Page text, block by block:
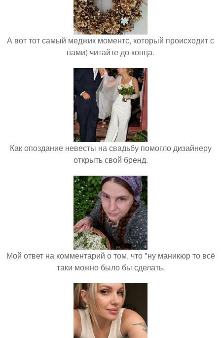
А вот тот самый меджик моментс, который происходит с
нами) читайте до конца.
Как опоздание невесты на свадьбу помогло дизайнеру
открыть свой бренд.
Мой ответ на комментарий о том, что "ну маникюр то всё
таки можно было бы сделать.